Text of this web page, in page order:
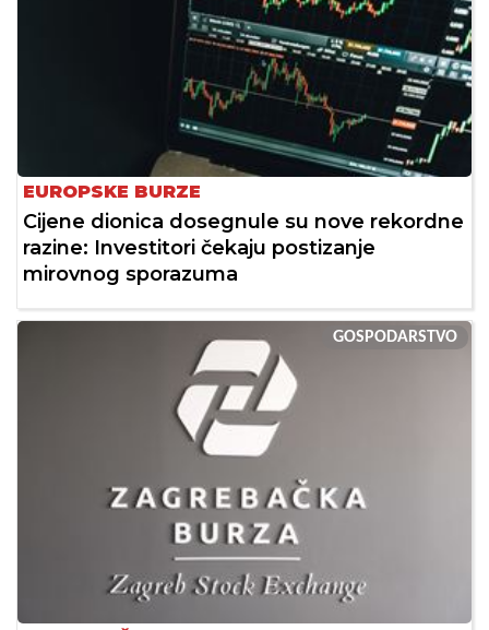
EUROPSKE BURZE
Cijene dionica dosegnule su nove rekordne
razine: Investitori čekaju postizanje
mirovnog sporazuma
GOSPODARSTVO